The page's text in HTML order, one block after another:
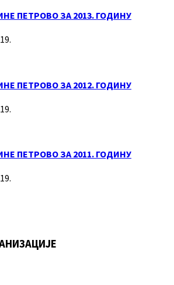
ПЕТРОВО ЗА 2013. ГОДИНУ
ПЕТРОВО ЗА 2012. ГОДИНУ
ПЕТРОВО ЗА 2011. ГОДИНУ